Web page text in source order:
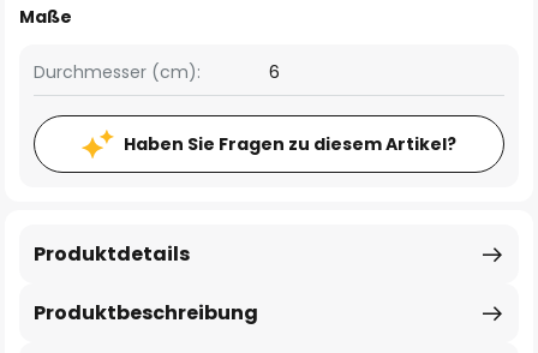
Maße
Durchmesser (cm): 6
Haben Sie Fragen zu diesem Artikel?
Produktbeschreibung
Produktdetails